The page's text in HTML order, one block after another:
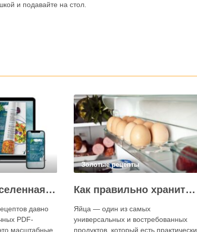
и подавайте на стол.
Кулинарная вселенная в цифре: топ-3 самых больших электронных книг рецептов
давно
PDF-
масштабные
Золотые рецепты
Как правильно хранить яйца: в холодильнике или на полке?
Яйца — один из самых
универсальных и востребованных
продуктов, который есть практически